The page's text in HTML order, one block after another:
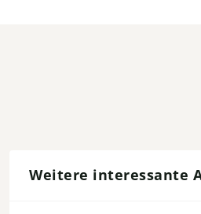
Weitere interessante